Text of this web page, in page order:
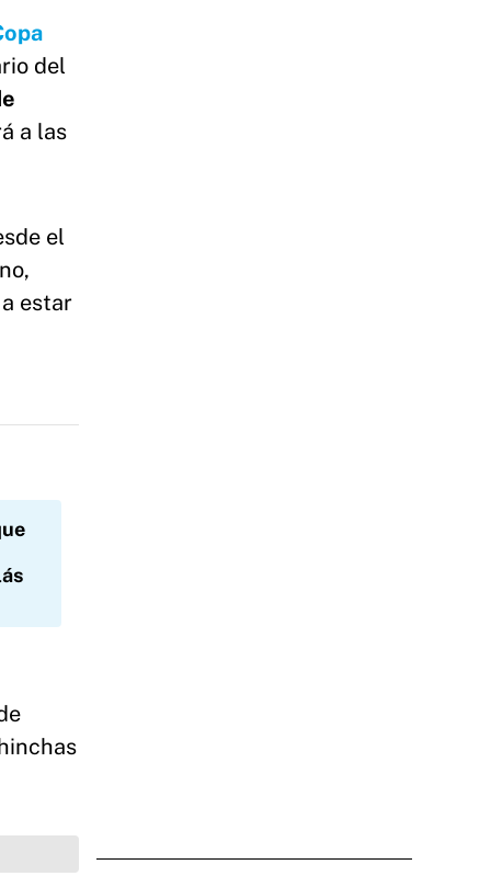
del
a las
el
estar